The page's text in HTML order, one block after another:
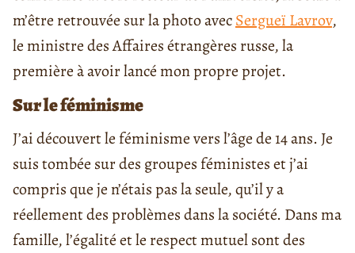
m’être retrouvée sur la photo avecSergueï Lavrov,
le ministre des Affaires étrangères russe, la
première à avoir lancé mon propre projet.
Sur le féminisme
J’ai découvert le féminisme vers l’âge de 14 ans. Je
suis tombée sur des groupes féministes et j’ai
compris que je n’étais pas la seule, qu’il y a
réellement des problèmes dans la société. Dans ma
famille, l’égalité et le respect mutuel sont des